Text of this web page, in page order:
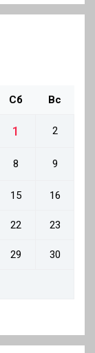
Сб Вс
1 2
8 9
15 16
22 23
29 30